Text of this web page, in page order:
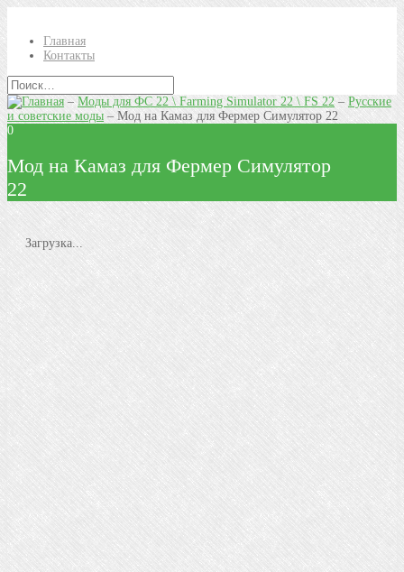
Главная
Контакты
–Моды для ФС 22 \ Farming Simulator 22 \ FS 22– Русские
и советские моды – Мод на Камаз для Фермер Симулятор 22
0
Мод на Камаз для Фермер Симулятор
22
Загрузка...